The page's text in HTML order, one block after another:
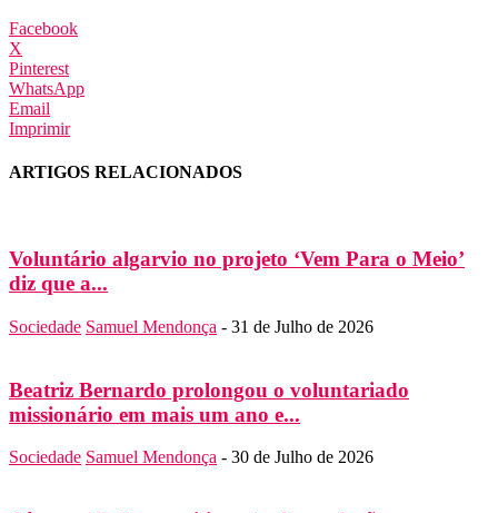
Facebook
X
Pinterest
WhatsApp
Email
Imprimir
ARTIGOS RELACIONADOS
Voluntário algarvio no projeto ‘Vem Para o Meio’
diz que a...
Sociedade Samuel Mendonça - 31 de Julho de 2026
Beatriz Bernardo prolongou o voluntariado
missionário em mais um ano e...
Sociedade Samuel Mendonça - 30 de Julho de 2026